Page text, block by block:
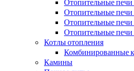
Отопительные
Отопительные печи
Отопительные
Котлы отопления
Комбинированные
Камины